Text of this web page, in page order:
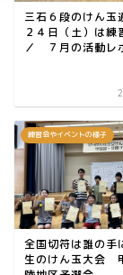
三石６段のけん
２４日（土）は
／ ７月の活動レ
練習会やイベントの様子
全国切符は誰の手
生のけん玉大会